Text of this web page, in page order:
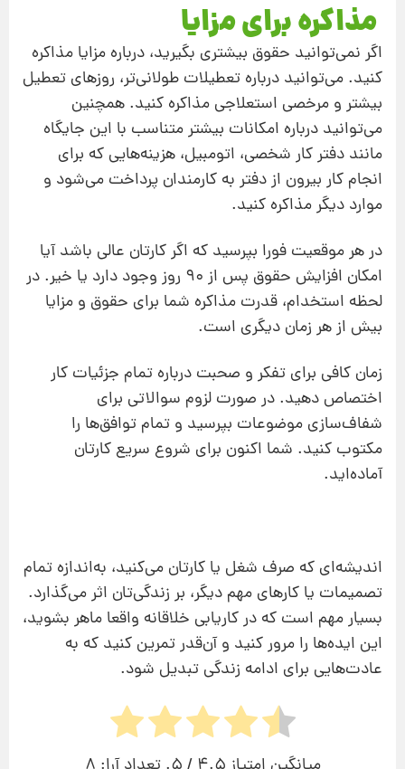
مذاکره برای مزایا
اگر نمی‌توانید حقوق بیشتری بگیرید، درباره مزایا مذاکره
کنید. می‌توانید درباره تعطیلات طولانی‌تر، روزهای تعطیل
بیشتر و مرخصی استعلاجی مذاکره کنید. همچنین
می‌توانید درباره امکانات بیشتر متناسب با این جایگاه
مانند دفتر کار شخصی، اتومبیل، هزینه‌هایی که برای
انجام کار بیرون از دفتر به کارمندان پرداخت می‌شود و
موارد دیگر مذاکره کنید.
در هر موقعیت فورا بپرسید که اگر کارتان عالی باشد آیا
امکان افزایش حقوق پس از 90 روز وجود دارد یا خیر. در
لحظه استخدام، قدرت مذاکره شما برای حقوق و مزایا
بیش از هر زمان دیگری است.
زمان کافی برای تفکر و صحبت درباره تمام جزئیات کار
اختصاص دهید. در صورت لزوم سوالاتی برای
شفاف‌سازی موضوعات بپرسید و تمام توافق‌ها را
مکتوب کنید. شما اکنون برای شروع سریع کارتان
آماده‌اید.
اندیشه‌ای که صرف شغل یا کارتان می‌کنید، به‌اندازه تمام
تصمیمات یا کارهای مهم دیگر، بر زندگی‌تان اثر می‌گذارد.
بسیار مهم است که در کاریابی خلاقانه واقعا ماهر بشوید،
این ایده‌ها را مرور کنید و آن‌قدر تمرین کنید که به
عادت‌هایی برای ادامه زندگی تبدیل شود.